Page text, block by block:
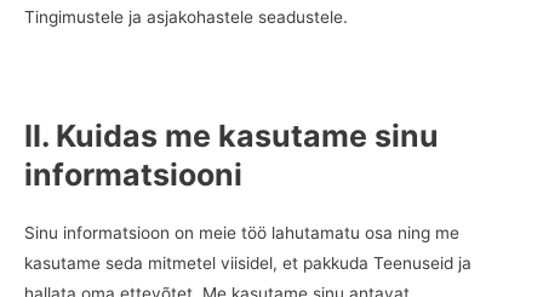
Tingimustele ja asjakohastele seadustele.
II. Kuidas me kasutame sinu
informatsiooni
Sinu informatsioon on meie töö lahutamatu osa ning me
kasutame seda mitmetel viisidel, et pakkuda Teenuseid ja